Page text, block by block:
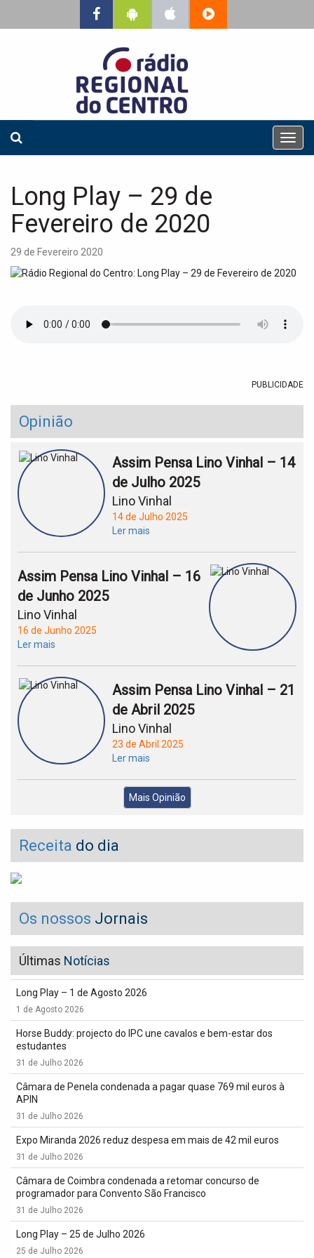
T
o
i
Long Play – 29 de
Fevereiro de 2020
29 de Fevereiro 2020
PUBLICIDADE
Opinião
Assim Pensa Lino Vinhal – 14
de Julho 2025
Lino Vinhal
14 de Julho 2025
Ler mais
Assim Pensa Lino Vinhal – 16
de Junho 2025
Lino Vinhal
16 de Junho 2025
Ler mais
Assim Pensa Lino Vinhal – 21
de Abril 2025
Lino Vinhal
23 de Abril 2025
Ler mais
Mais Opinião
Receita do dia
Os nossos Jornais
Últimas Notícias
Long Play – 1 de Agosto 2026
1 de Agosto 2026
Horse Buddy: projecto do IPC une cavalos e bem-estar dos
estudantes
31 de Julho 2026
Câmara de Penela condenada a pagar quase 769 mil euros à
APIN
31 de Julho 2026
Expo Miranda 2026 reduz despesa em mais de 42 mil euros
31 de Julho 2026
Câmara de Coimbra condenada a retomar concurso de
programador para Convento São Francisco
31 de Julho 2026
Long Play – 25 de Julho 2026
25 de Julho 2026